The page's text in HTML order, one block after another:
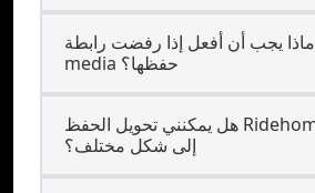
ماذا يجب أن أفعل إذا رفضت رابطة Ridehome
media حفظها؟
هل يمكنني تحويل الحفظ Ridehome media
إلى شكل مختلف؟